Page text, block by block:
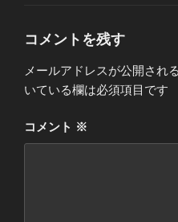
コメントを残す
メールアドレスが公開され
いている欄は必須項目です
コメント ※